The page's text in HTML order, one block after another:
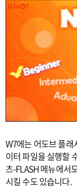
W7에는 어도브 플래
이터 파일을 실행할
츠-FLASH 메뉴에서
시킬 수도 있습니다.